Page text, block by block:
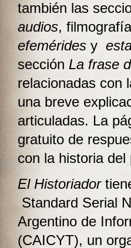
también las
audios,
efemérides y
sección La frase
relacionadas con
una breve
articuladas. La
gratuito de
con la historia del
El Historiador
Standard Serial
Argentino de
(CAICYT), un